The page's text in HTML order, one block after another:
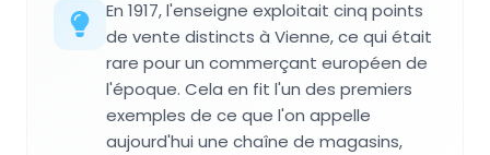
En 1917, l'enseigne exploitait cinq points
de vente distincts à Vienne, ce qui était
rare pour un commerçant européen de
l'époque. Cela en fit l'un des premiers
exemples de ce que l'on appelle
aujourd'hui une chaîne de magasins,